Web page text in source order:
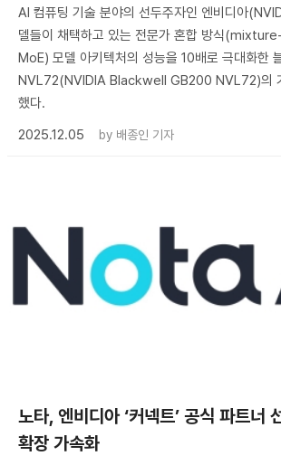
AI 컴퓨팅 기술 분야의 선두주자인 엔비디아
델들이 채택하고 있는 전문가 혼합 방식
MoE) 모델 아키텍처의 성능을 10배로 극대화한
NVL72(NVIDIA Blackwell GB200 NVL72)의
했다.
2025.12.05
by 배종인 기자
노타, 엔비디아 ‘커넥트’ 공식 파트너
확장 가속화